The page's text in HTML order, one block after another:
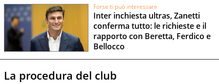
Forse ti può interessare
Inter inchiesta ultras, Zanetti
conferma tutto: le richieste e il
rapporto con Beretta, Ferdico e
Bellocco
La procedura del club